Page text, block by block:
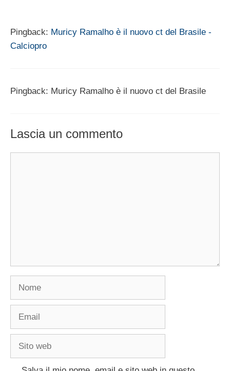
Pingback: Muricy Ramalho è il nuovo ct del Brasile -
Calciopro
Pingback: Muricy Ramalho è il nuovo ct del Brasile
Lascia un commento
Nome
Email
Sito